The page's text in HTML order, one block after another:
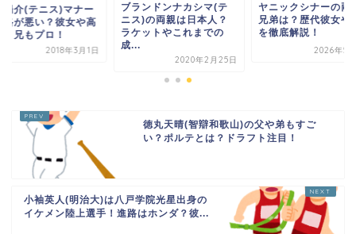
陽介(テニス)マナー
格が悪い？彼女や高
？兄もプロ！
2018年3月1日
ブランドンナカシマ(テ
ニス)の両親は日本人？
ラケットやこれまでの
成...
2020年2月25日
ヤニックシナーの両
兄弟は？歴代彼女や
を徹底解説！
2026年5
徳丸天晴(智辯和歌山)の父や弟もすご
い？ポルテとは？ドラフト注目！
小袖英人(明治大)は八戸学院光星出身の
イケメン陸上選手！進路はホンダ？彼...